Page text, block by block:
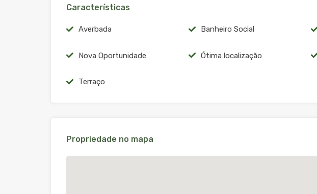
Características
Averbada Banheiro Social
Nova Oportunidade Ótima localização
Terraço
Propriedade no mapa